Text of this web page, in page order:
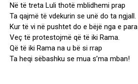
Në të treta Luli thotë mblidhemi prap
Ta qajmë të vdekurin se unë do ta ngjall.
Kur të vi në pushtet do e bëjë nga e para
Veç të protestojmë që të iki Rama.
Që të iki Rama na u bë si rrap
Ta heqi sëbashku se mua s’ma mban!